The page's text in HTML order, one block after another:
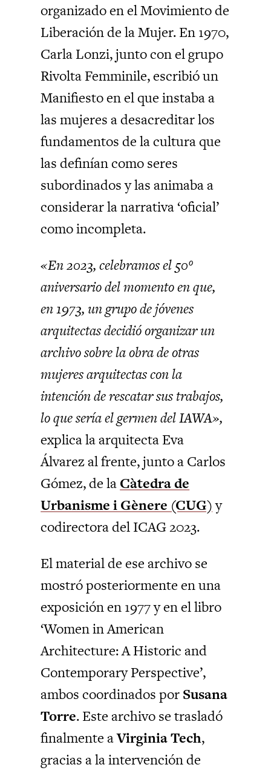
organizado en el Movimiento de
Liberación de la Mujer. En 1970,
Carla Lonzi, junto con el grupo
Rivolta Femminile, escribió un
Manifiesto en el que instaba a
las mujeres a desacreditar los
fundamentos de la cultura que
las definían como seres
subordinados y las animaba a
considerar la narrativa ‘oficial’
como incompleta.
«En 2023, celebramos el 50º
aniversario del momento en que,
en 1973, un grupo de jóvenes
arquitectas decidió organizar un
archivo sobre la obra de otras
mujeres arquitectas con la
intención de rescatar sus trabajos,
lo que sería el germen del IAWA»,
explica la arquitecta Eva
Álvarez al frente, junto a Carlos
Gómez, de laCàtedra de
Urbanisme i Gènere (CUG)y
codirectora del ICAG 2023.
El material de ese archivo se
mostró posteriormente en una
exposición en 1977 y en el libro
‘Women in American
Architecture: A Historic and
Contemporary Perspective’,
ambos coordinados porSusana
Torre. Este archivo se trasladó
finalmente aVirginia Tech,
gracias a la intervención de